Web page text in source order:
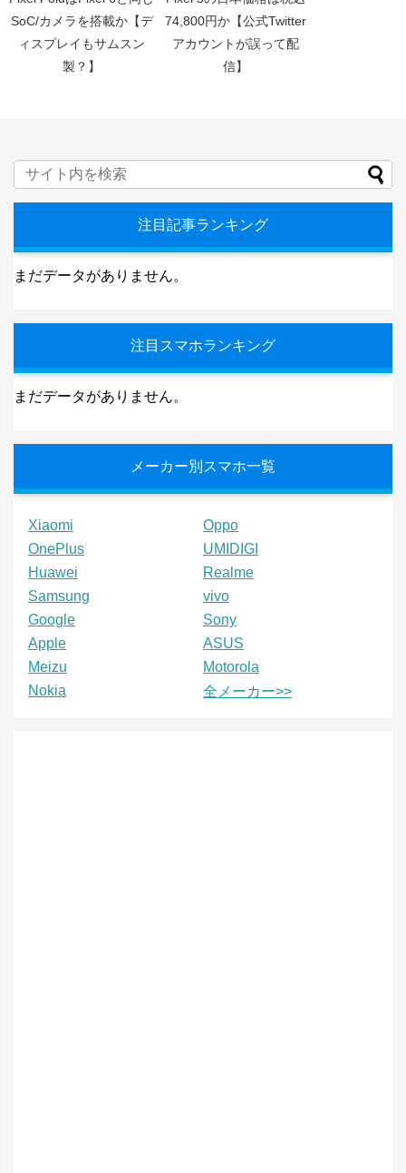
SoC/カメラを搭載か【デ
ィスプレイもサムスン
製？】
74,800円か【公式Twitter
アカウントが誤って配
信】
注目記事ランキング
まだデータがありません。
注目スマホランキング
まだデータがありません。
メーカー別スマホ一覧
Xiaomi
Oppo
OnePlus
UMIDIGI
Huawei
Realme
Samsung
vivo
Google
Sony
Apple
ASUS
Meizu
Motorola
Nokia
全メーカー>>